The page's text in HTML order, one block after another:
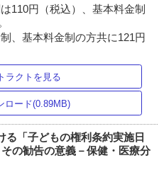
110円（税込）、基本料金制
、基本料金制の方共に121円
ラクトを見る
ロード(0.89MB)
る「子どもの権利条約実施日
の勧告の意義－保健・医療分